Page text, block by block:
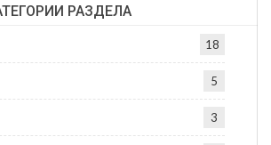
РАЗДЕЛА
18
5
3